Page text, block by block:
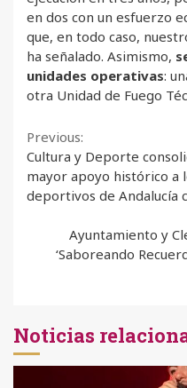
en dos con un esfuerzo
que, en todo caso,
ha señalado. Asimismo,
unidades operativas:
otra Unidad de Fuego
Continue
Reading
Previous:
Cultura y Deporte
mayor apoyo histórico a
deportivos de Andalucía
Ayuntamiento y
‘Saboreando
Noticias